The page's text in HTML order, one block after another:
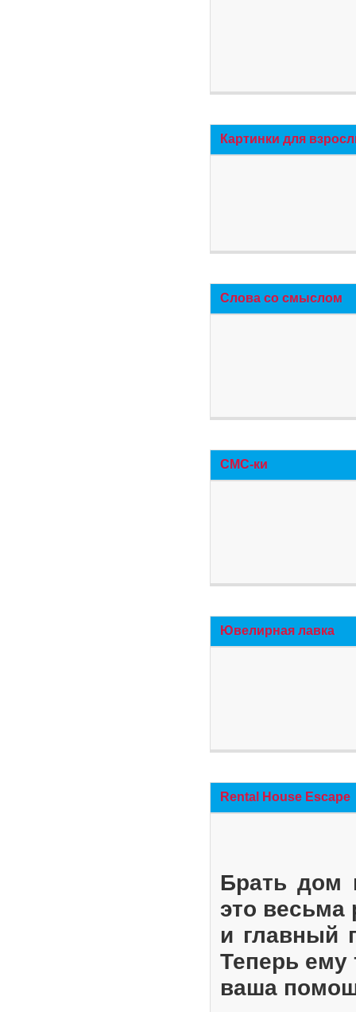
Картинки для
Слова со смыслом
СМС-ки
Ювелирная лавка
Rental House Escape
Брать дом
это весьма
и главный
Теперь ему
ваша